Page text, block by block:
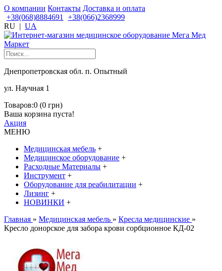
О компании Контакты Доставка и оплата
+38(068)8884691
+38(066)2368999
RU | UA
Днепропетровская обл. п. Опытный
ул. Научная 1
Товаров:0 (0 грн)
Ваша корзина пуста!
Акция
МЕНЮ
Медицинская мебель +
Медицинское оборудование +
Расходные Материалы +
Инструмент +
Оборудование для реабилитации +
Лизинг +
НОВИНКИ +
Главная » Медицинская мебель » Кресла медицинские »
Кресло донорское для забора крови сорбционное КД-02